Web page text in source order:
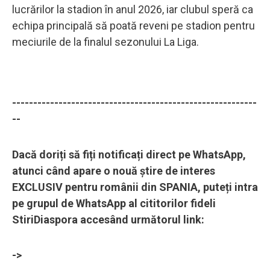
lucrărilor la stadion în anul 2026, iar clubul speră ca
echipa principală să poată reveni pe stadion pentru
meciurile de la finalul sezonului La Liga.
----------------------------------------------------------
--
Dacă doriți să fiți notificați direct pe WhatsApp,
atunci când apare o nouă știre de interes
EXCLUSIV pentru românii din SPANIA, puteți intra
pe grupul de WhatsApp al cititorilor fideli
StiriDiaspora accesând următorul link:
->